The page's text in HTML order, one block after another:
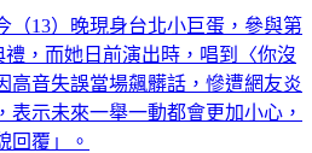
（13）晚現身台北小巨蛋，參與第
，而她日前演出時，唱到〈你沒
高音失誤當場飆髒話，慘遭網友炎
表示未來一舉一動都會更加小心，
回覆」。